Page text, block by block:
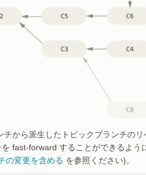
から派生したトピックブランチのリ
を fast-forward することができるよう
の変更を含める を参照ください)。